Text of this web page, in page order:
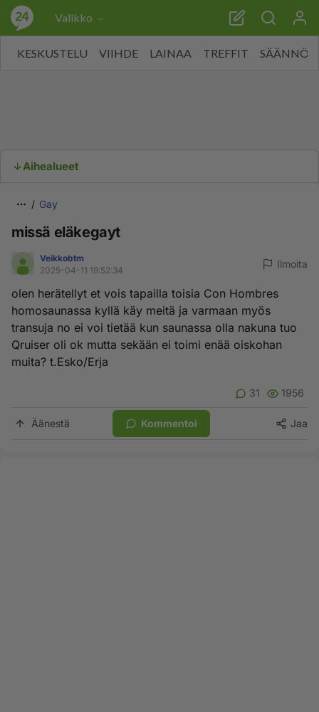
Valikko
KESKUSTELU VIIHDE LAINAA TREFFIT SÄÄNNÖT
Aihealueet
Gay
missä eläkegayt
Veikkobtm
2025-04-11 19:52:34
Ilmoita
olen herätellyt et vois tapailla toisia Con Hombres
homosaunassa kyllä käy meitä ja varmaan myös
transuja no ei voi tietää kun saunassa olla nakuna tuo
Qruiser oli ok mutta sekään ei toimi enää oiskohan
muita? t.Esko/Erja
31 1956
Äänestä Kommentoi Jaa